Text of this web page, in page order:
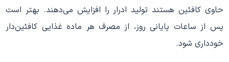
حاوی کافئین هستند تولید ادرار را افزایش می‌دهند. بهتر است
پس از ساعات پایانی روز، از مصرف هر ماده غذایی کافئین‌دار
خودداری شود.